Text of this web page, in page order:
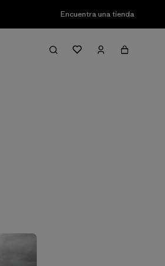
Encuentra una tienda
Filter & Sort